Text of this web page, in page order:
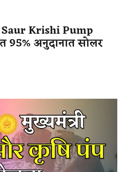
Krishi Pump
95% अनुदानात सोलर